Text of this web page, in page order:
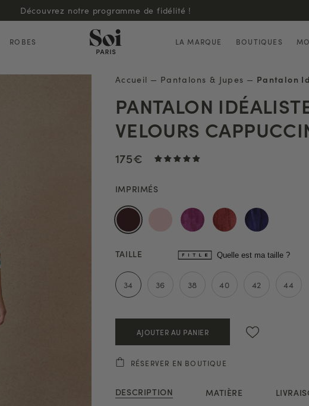
Découvrez notre programme de fidélité !
ROBES LA MARQUE BOUTIQUES
Accueil — Pantalons & Jupes — Pantalon
PANTALON
VELOURS
175€
IMPRIMÉS
TAILLE Quelle est ma taille ?
34 36 38 40 42 44
AJOUTER AU PANIER
RÉSERVER EN BOUTIQUE
DESCRIPTION MATIÈRE